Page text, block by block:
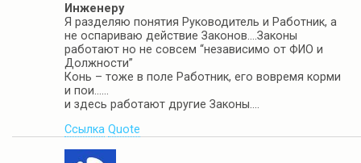
Инженеру
Я разделяю понятия Руководитель и Работник, а
не оспариваю действие Законов….Законы
работают но не совсем “независимо от ФИО и
Должности”
Конь – тоже в поле Работник, его вовремя корми
и пои……
и здесь работают другие Законы….
Ссылка Quote